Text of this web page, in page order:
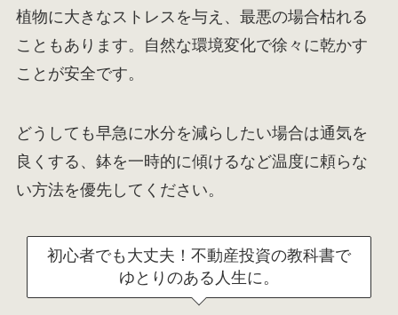
植物に大きなストレスを与え、最悪の場合枯れる
こともあります。自然な環境変化で徐々に乾かす
ことが安全です。
どうしても早急に水分を減らしたい場合は通気を
良くする、鉢を一時的に傾けるなど温度に頼らな
い方法を優先してください。
初心者でも大丈夫！不動産投資の教科書で
ゆとりのある人生に。